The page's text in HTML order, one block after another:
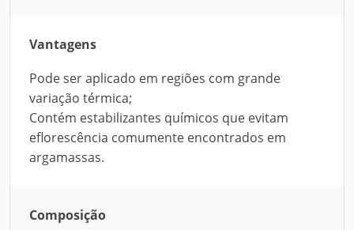
Vantagens
Pode ser aplicado em regiões com grande
variação térmica;
Contém estabilizantes químicos que evitam
eflorescência comumente encontrados em
argamassas.
Composição